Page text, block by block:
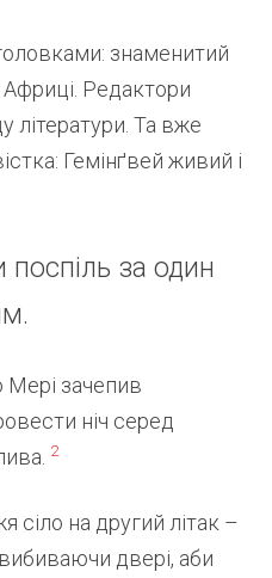
знаменитий
Редактори
літератури. Та вже
Гемінґвей живий і
поспіль за один
Мері зачепив
ніч серед
2
сіло на другий літак –
двері, аби